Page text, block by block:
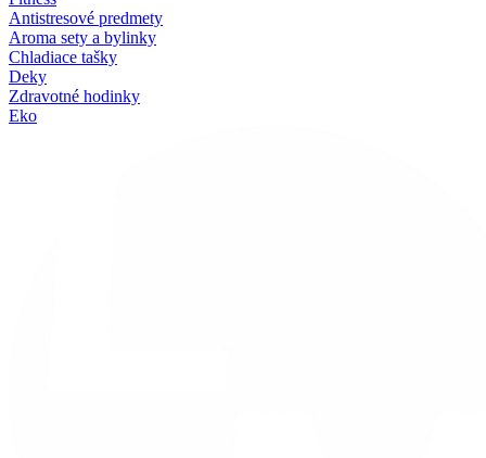
Antistresové predmety
Aroma sety a bylinky
Chladiace tašky
Deky
Zdravotné hodinky
Eko